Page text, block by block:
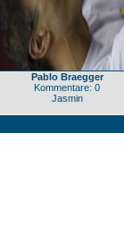
Pablo Braegger
Kommentare: 0
Jasmin